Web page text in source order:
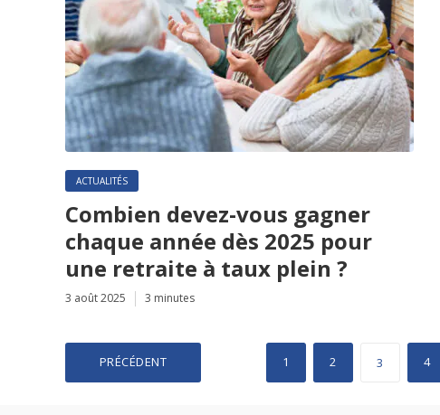
ACTUALITÉS
Combien devez-vous gagner
chaque année dès 2025 pour
une retraite à taux plein ?
3 août 2025 3 minutes
Pagination
PRÉCÉDENT 1 2 3 4